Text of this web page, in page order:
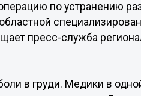
по устранению
пресс-служба
в груди. Медики в